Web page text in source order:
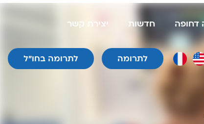
דחופה חדשות יצירת קשר
לתרומה לתרומה בחו״ל